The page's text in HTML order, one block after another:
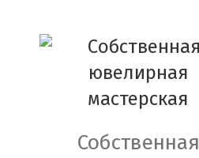
Собственная